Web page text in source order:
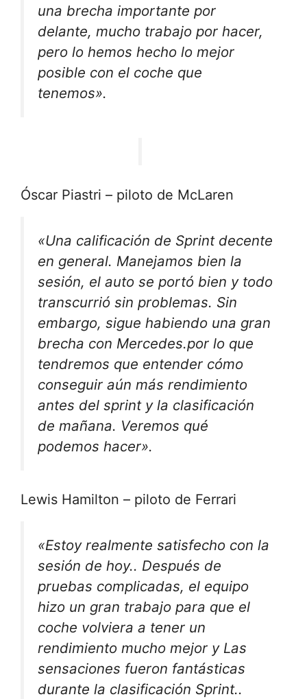
una brecha importante por
delante, mucho trabajo por hacer,
pero lo hemos hecho lo mejor
posible con el coche que
tenemos».
Óscar Piastri – piloto de McLaren
«Una calificación de Sprint decente
en general. Manejamos bien la
sesión, el auto se portó bien y todo
transcurrió sin problemas. Sin
embargo, sigue habiendo una gran
brecha con Mercedes.por lo que
tendremos que entender cómo
conseguir aún más rendimiento
antes del sprint y la clasificación
de mañana. Veremos qué
podemos hacer».
Lewis Hamilton – piloto de Ferrari
«Estoy realmente satisfecho con la
sesión de hoy.. Después de
pruebas complicadas, el equipo
hizo un gran trabajo para que el
coche volviera a tener un
rendimiento mucho mejor y Las
sensaciones fueron fantásticas
durante la clasificación Sprint..